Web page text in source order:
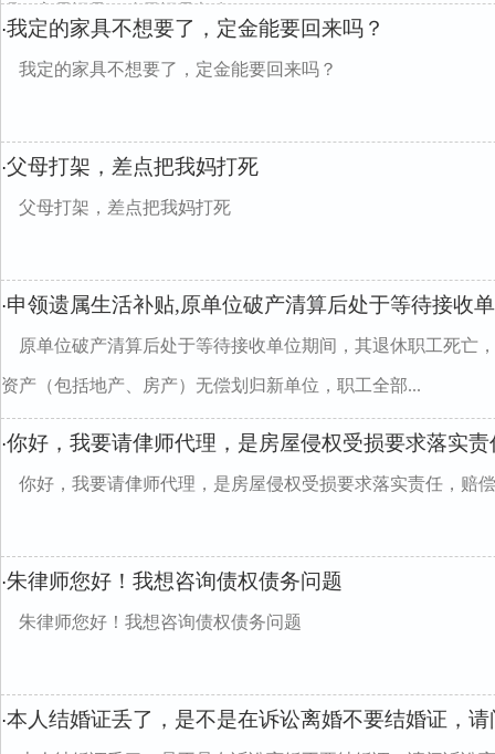
吗，交易记录，聊天记录都有，
·我定的家具不想要了，定金能要回来吗？
我定的家具不想要了，定金能要回来吗？
·父母打架，差点把我妈打死
父母打架，差点把我妈打死
·申领遗属生活补贴,原单位破产清算后处于等待接收
原单位破产清算后处于等待接收单位期间，其退休职工死亡
资产（包括地产、房产）无偿划归新单位，职工全部...
·你好，我要请侓师代理，是房屋侵权受损要求落实
你好，我要请侓师代理，是房屋侵权受损要求落实责任，赔
·朱律师您好！我想咨询债权债务问题
朱律师您好！我想咨询债权债务问题
·本人结婚证丢了，是不是在诉讼离婚不要结婚证，